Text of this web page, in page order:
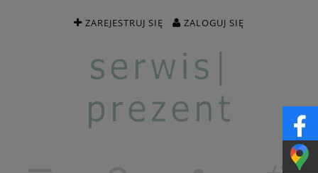
ZAREJESTRUJ SIĘ ZALOGUJ SIĘ